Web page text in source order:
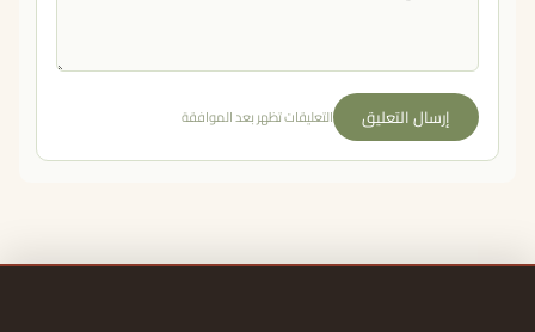
إرسال التعليق التعليقات تظهر بعد الموافقة